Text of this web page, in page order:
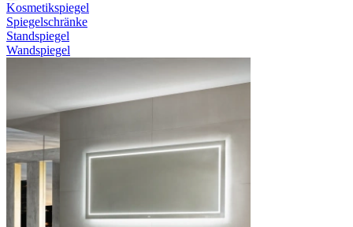
Kosmetikspiegel
Spiegelschränke
Standspiegel
Wandspiegel